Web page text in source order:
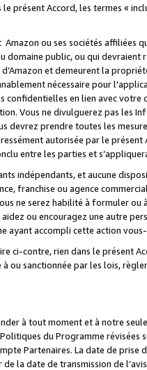
le présent Accord, les termes «
ou ses sociétés affiliées
domaine public, ou qui
d’Amazon et demeurent la
nécessaire pour
confidentielles en lien avec
Vous ne divulguerez pas les
devrez prendre toutes les
autorisée par le
entre les parties et
indépendants, et aucune
franchise ou agence
ne serez habilité à formuler
ou encouragez une autre
ayant accompli cette action
ci-contre, rien dans le présent
ou sanctionnée par les lois,
à tout moment et à notre
du Programme
Partenaires. La date de
la date de transmission de